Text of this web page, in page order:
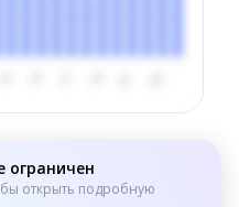
ограничен
открыть подробную